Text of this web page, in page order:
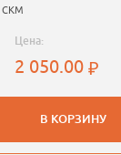
СКМ
Цена:
2 050.00
В КОРЗИНУ